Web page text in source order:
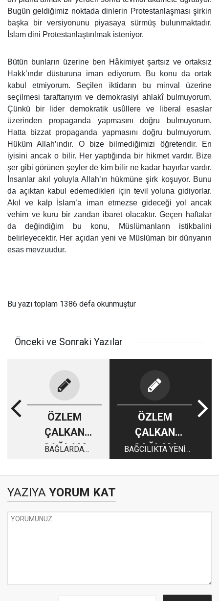
Bugün geldiğimiz noktada dinlerin Protestanlaşması şirkin
başka bir versiyonunu piyasaya sürmüş bulunmaktadır.
İslam dini Protestanlaştırılmak isteniyor.
Bütün bunların üzerine ben Hâkimiyet şartsız ve ortaksız
Hakk’ındır düsturuna iman ediyorum. Bu konu da ortak
kabul etmiyorum. Seçilen iktidarın bu minval üzerine
seçilmesi taraftarıyım ve demokrasiyi ahlakî bulmuyorum.
Çünkü bir lider demokratik usûllere ve liberal esaslar
üzerinden propaganda yapmasını doğru bulmuyorum.
Hatta bizzat propaganda yapmasını doğru bulmuyorum.
Hüküm Allah’ındır. O bize bilmediğimizi öğretendir. En
iyisini ancak o bilir. Her yaptığında bir hikmet vardır. Bize
şer gibi görünen şeyler de kim bilir ne kadar hayırlar vardır.
İnsanlar akıl yoluyla Allah’ın hükmüne şirk koşuyor. Bunu
da açıktan kabul edemedikleri için tevil yoluna gidiyorlar.
Akıl ve kalp İslam’a iman etmezse gideceği yol ancak
vehim ve kuru bir zandan ibaret olacaktır. Geçen haftalar
da değindiğim bu konu, Müslümanların istikbalini
belirleyecektir. Her açıdan yeni ve Müslüman bir dünyanın
esas mevzuudur.
Bu yazı toplam 1386 defa okunmuştur
Önceki ve Sonraki Yazılar
ÖZLEM
ÇALKAN
SAĞLAM
BAĞLARDA
ÖZLEM
ÇALKAN
SAĞLAM
BAĞCILIKTA YENİ
YAKLAŞIMLAR-1
YAZIYA YORUM KAT